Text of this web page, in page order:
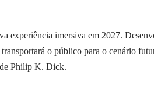
experiência imersiva em 2027.
o público para o cenário
Philip K. Dick.